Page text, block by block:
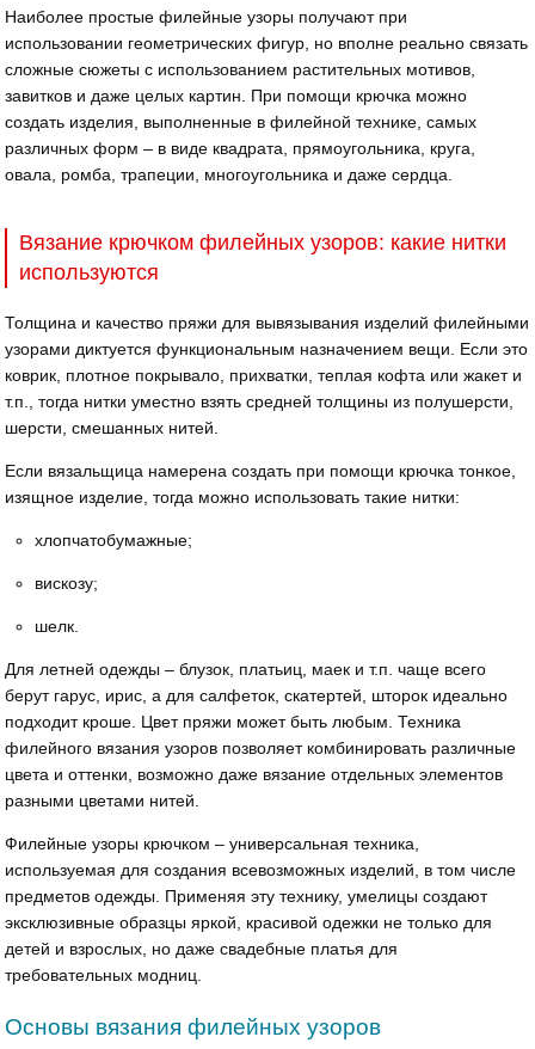
Наиболее простые филейные узоры получают при
использовании геометрических фигур, но вполне реально связать
сложные сюжеты с использованием растительных мотивов,
завитков и даже целых картин. При помощи крючка можно
создать изделия, выполненные в филейной технике, самых
различных форм – в виде квадрата, прямоугольника, круга,
овала, ромба, трапеции, многоугольника и даже сердца.
Вязание крючком филейных узоров: какие нитки
используются
Толщина и качество пряжи для вывязывания изделий филейными
узорами диктуется функциональным назначением вещи. Если это
коврик, плотное покрывало, прихватки, теплая кофта или жакет и
т.п., тогда нитки уместно взять средней толщины из полушерсти,
шерсти, смешанных нитей.
Если вязальщица намерена создать при помощи крючка тонкое,
изящное изделие, тогда можно использовать такие нитки:
хлопчатобумажные;
вискозу;
шелк.
Для летней одежды – блузок, платьиц, маек и т.п. чаще всего
берут гарус, ирис, а для салфеток, скатертей, шторок идеально
подходит кроше. Цвет пряжи может быть любым. Техника
филейного вязания узоров позволяет комбинировать различные
цвета и оттенки, возможно даже вязание отдельных элементов
разными цветами нитей.
Филейные узоры крючком – универсальная техника,
используемая для создания всевозможных изделий, в том числе
предметов одежды. Применяя эту технику, умелицы создают
эксклюзивные образцы яркой, красивой одежки не только для
детей и взрослых, но даже свадебные платья для
требовательных модниц.
Основы вязания филейных узоров